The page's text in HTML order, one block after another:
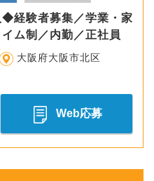
経験者募集／学業・家
ム制／内勤／正社員
大阪府大阪市北区
Web応募